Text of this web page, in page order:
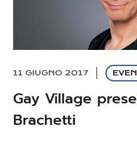
11 GIUGNO 2017
Gay Village
Brachetti